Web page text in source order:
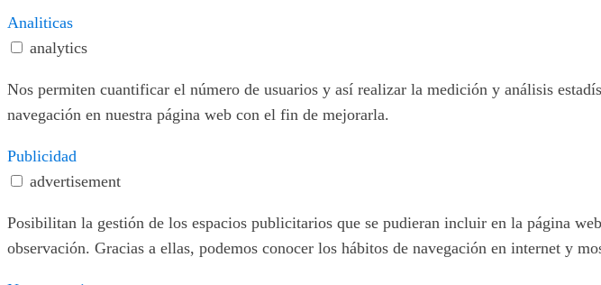
Analiticas
analytics
Nos permiten cuantificar el número de usuarios y así realizar la medición y análisis
navegación en nuestra página web con el fin de mejorarla.
Publicidad
advertisement
Posibilitan la gestión de los espacios publicitarios que se pudieran incluir en la página
observación. Gracias a ellas, podemos conocer los hábitos de navegación en internet y